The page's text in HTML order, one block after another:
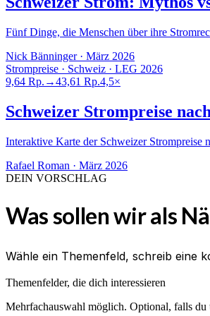
Fünf Dinge, die Menschen über ihre
Nick Bänninger· März 2026
Strompreise · Schweiz · LEG 2026
9,64 Rp. →43,61 Rp.4,5×
Schweizer Strompreise
Interaktive Karte der Schweizer Strompreise
Rafael Roman · März 2026
DEIN VORSCHLAG
Was sollen wir als
Wähle ein Themenfeld, schreib eine
Themenfelder, die dich interessieren
Mehrfachauswahl möglich. Optional, falls du